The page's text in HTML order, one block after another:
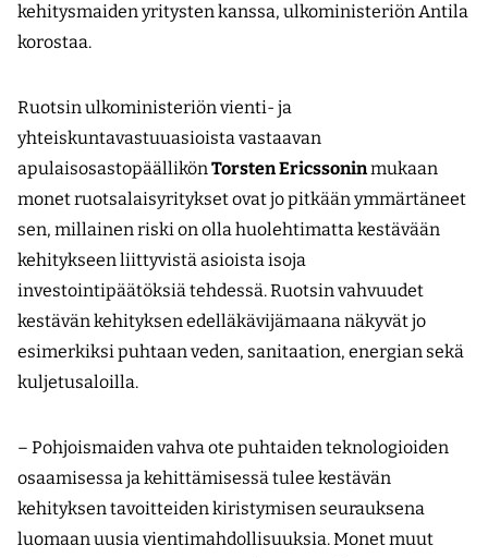
kehitysmaiden yritysten kanssa, ulkoministeriön Antila
korostaa.
Ruotsin ulkoministeriön vienti- ja
yhteiskuntavastuuasioista vastaavan
apulaisosastopäällikönTorsten Ericssoninmukaan
monet ruotsalaisyritykset ovat jo pitkään ymmärtäneet
sen, millainen riski on olla huolehtimatta kestävään
kehitykseen liittyvistä asioista isoja
investointipäätöksiä tehdessä. Ruotsin vahvuudet
kestävän kehityksen edelläkävijämaana näkyvät jo
esimerkiksi puhtaan veden, sanitaation, energian sekä
kuljetusaloilla.
– Pohjoismaiden vahva ote puhtaiden teknologioiden
osaamisessa ja kehittämisessä tulee kestävän
kehityksen tavoitteiden kiristymisen seurauksena
luomaan uusia vienti­mahdollisuuksia. Monet muut